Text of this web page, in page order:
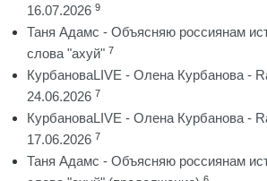
16.07.2026 9
Таня Адамс - Объясняю россиянам
слова "ахуй" 7
КурбановаLIVE - Олена Курбанова -
24.06.2026 7
КурбановаLIVE - Олена Курбанова -
17.06.2026 7
Таня Адамс - Объясняю россиянам